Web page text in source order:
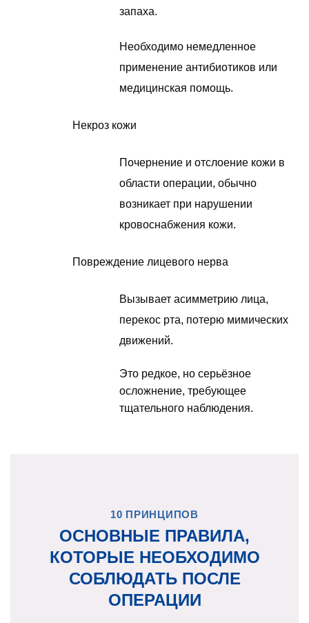
запаха.
Необходимо немедленное
применение антибиотиков или
медицинская помощь.
Некроз кожи
Почернение и отслоение кожи в
области операции, обычно
возникает при нарушении
кровоснабжения кожи.
Повреждение лицевого нерва
Вызывает асимметрию лица,
перекос рта, потерю мимических
движений.
Это редкое, но серьёзное
осложнение, требующее
тщательного наблюдения.
10 ПРИНЦИПОВ
ОСНОВНЫЕ ПРАВИЛА,
КОТОРЫЕ НЕОБХОДИМО
СОБЛЮДАТЬ ПОСЛЕ
ОПЕРАЦИИ